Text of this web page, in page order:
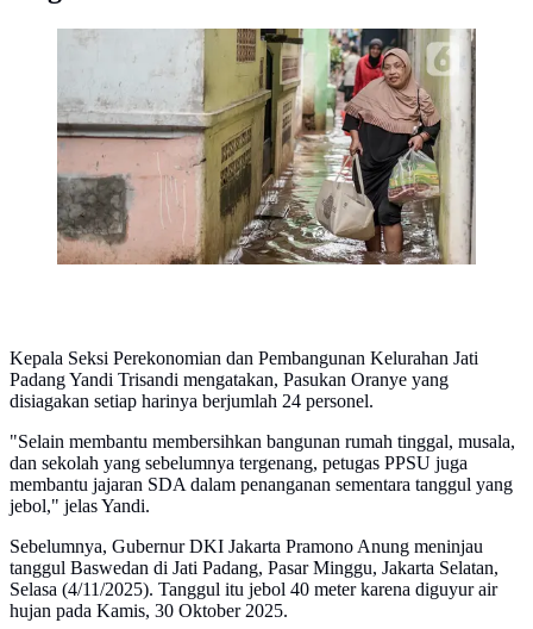
Sejumlah Rukun Tetangga (RT) di Provinsi DKI
Jakarta kembali diterjang banjir pada Selasa (8/7/2025).
(Liputan6.com/Herman Zakharia)
Kepala Seksi Perekonomian dan Pembangunan Kelurahan Jati
Padang Yandi Trisandi mengatakan, Pasukan Oranye yang
disiagakan setiap harinya berjumlah 24 personel.
"Selain membantu membersihkan bangunan rumah tinggal, musala,
dan sekolah yang sebelumnya tergenang, petugas PPSU juga
membantu jajaran SDA dalam penanganan sementara tanggul yang
jebol," jelas Yandi.
Sebelumnya, Gubernur DKI Jakarta Pramono Anung meninjau
tanggul Baswedan di Jati Padang, Pasar Minggu, Jakarta Selatan,
Selasa (4/11/2025). Tanggul itu jebol 40 meter karena diguyur air
hujan pada Kamis, 30 Oktober 2025.